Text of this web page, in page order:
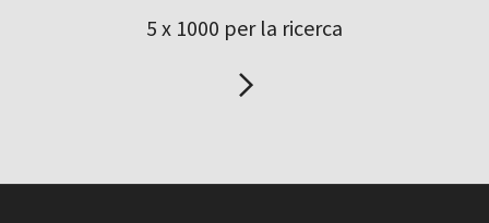
5 x 1000 per la ricerca